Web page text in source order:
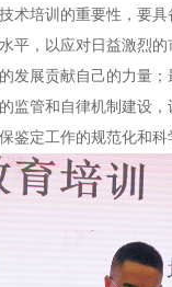
术培训的重要性，要
平，以应对日益激烈
发展贡献自己的力量
监管和自律机制建设
鉴定工作的规范化和科